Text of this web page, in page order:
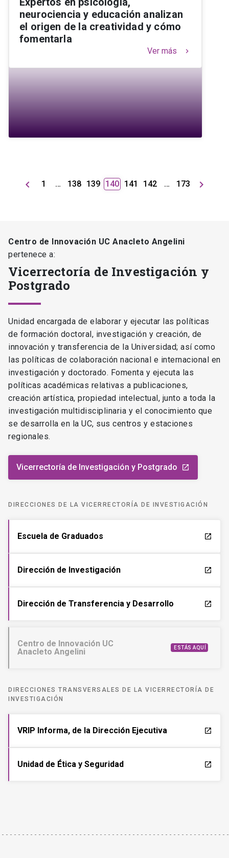
neurociencia y educación analizan
el origen de la creatividad y cómo
fomentarla
Ver más keyboard_arrow_right
keyboard_arrow_left 1 … 138 139 140 141 142 … 173 keyboard_arrow_right
Centro de Innovación UC Anacleto Angelini
pertenece a:
Vicerrectoría de Investigación y
Postgrado
Unidad encargada de elaborar y ejecutar las políticas
de formación doctoral, investigación y creación, de
innovación y transferencia de la Universidad; así como
las políticas de colaboración nacional e internacional en
investigación y doctorado. Fomenta y ejecuta las
políticas académicas relativas a publicaciones,
creación artística, propiedad intelectual, junto a toda la
investigación multidisciplinaria y el conocimiento que
se desarrolla en la UC, sus centros y estaciones
regionales.
Vicerrectoría de Investigación y Postgrado launch
DIRECCIONES DE LA VICERRECTORÍA DE INVESTIGACIÓN
Escuela de Graduados launch
Dirección de Investigación launch
Dirección de Transferencia y Desarrollo launch
Centro de Innovación UC
Anacleto Angelini
ESTÁS AQUÍ
DIRECCIONES TRANSVERSALES DE LA VICERRECTORÍA DE
INVESTIGACIÓN
VRIP Informa, de la Dirección Ejecutiva launch
Unidad de Ética y Seguridad launch